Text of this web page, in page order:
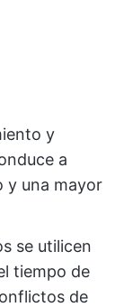
y
a
y una mayor
se utilicen
tiempo de
de